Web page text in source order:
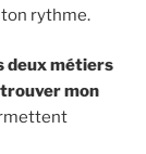
ton rythme.
deux métiers
mon